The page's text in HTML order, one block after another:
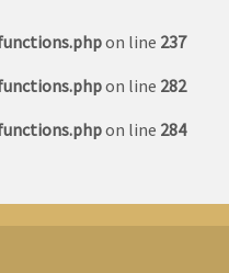
on line 237
on line 282
on line 284